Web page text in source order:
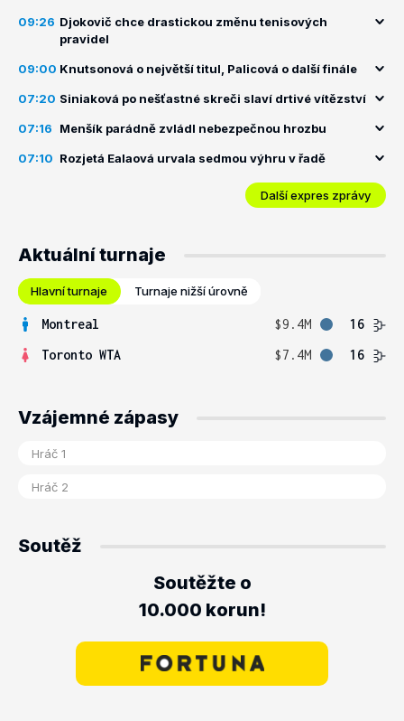
09:26 Djokovič chce drastickou změnu tenisových
pravidel
09:00 Knutsonová o největší titul, Palicová o další finále
07:20 Siniaková po nešťastné skreči slaví drtivé vítězství
07:16 Menšík parádně zvládl nebezpečnou hrozbu
07:10 Rozjetá Ealaová urvala sedmou výhru v řadě
Další expres zprávy
Aktuální turnaje
Hlavní turnaje Turnaje nižší úrovně
Montreal $9.4M
16
Toronto WTA
$7.4M 16
Vzájemné zápasy
Soutěž
Soutěžte o
10.000 korun!